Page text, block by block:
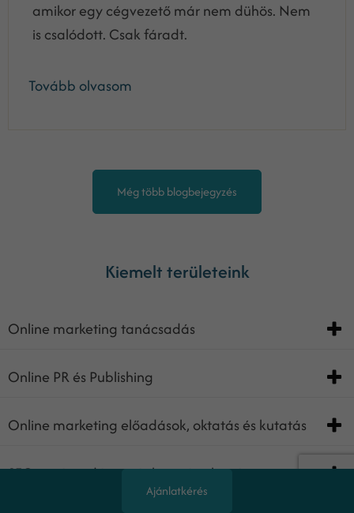
amikor egy cégvezető már nem dühös. Nem
is csalódott. Csak fáradt.
Tovább olvasom
Még több blogbejegyzés
Kiemelt területeink
Online marketing tanácsadás
Online PR és Publishing
Online marketing előadások, oktatás és kutatás
SEO tanácsadás, saját kutatás alapján
Ajánlatkérés